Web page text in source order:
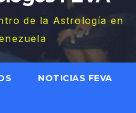
de la Astrología en
NOTICIAS FEVA